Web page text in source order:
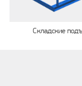
Складские